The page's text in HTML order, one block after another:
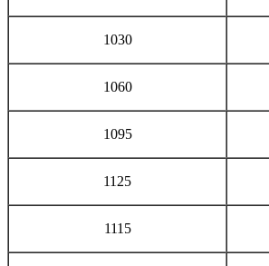
1030
1060
1095
1125
1115